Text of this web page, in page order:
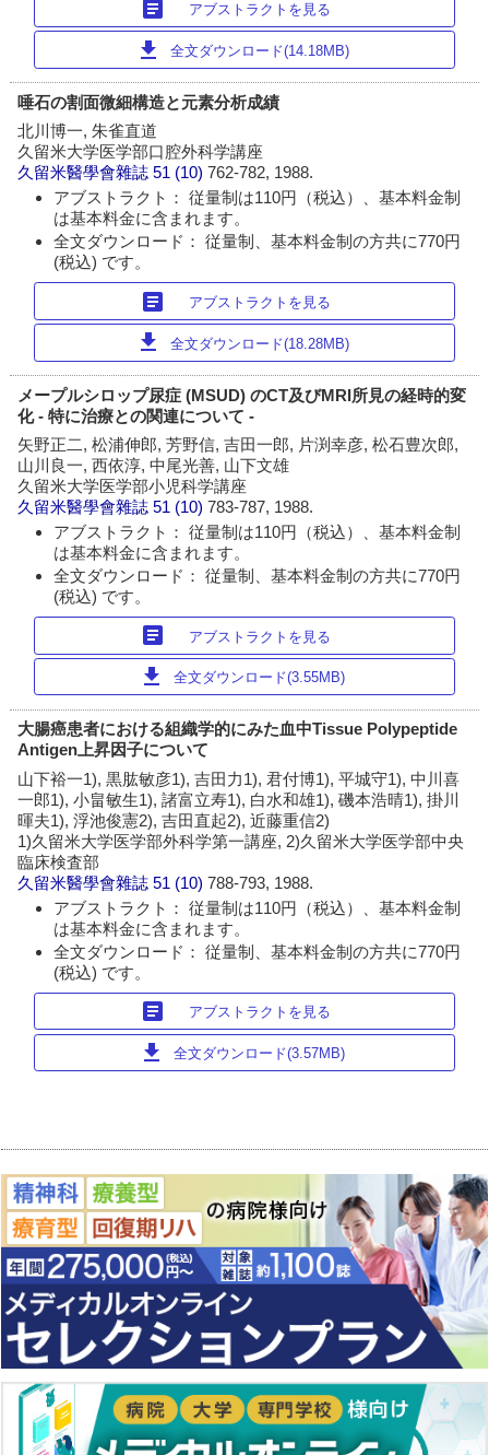
article アブストラクトを見る
download 全文ダウンロード(14.18MB)
唾石の割面微細構造と元素分析成績
北川博一, 朱雀直道
久留米大学医学部口腔外科学講座
久留米醫學會雜誌 51 (10)762-782, 1988.
アブストラクト： 従量制は110円（税込）、基本料金制
は基本料金に含まれます。
全文ダウンロード： 従量制、基本料金制の方共に770円
(税込) です。
article アブストラクトを見る
download 全文ダウンロード(18.28MB)
メープルシロップ尿症 (MSUD) のCT及びMRI所見の経時的変
化 - 特に治療との関連について -
矢野正二, 松浦伸郎, 芳野信, 吉田一郎, 片渕幸彦, 松石豊次郎,
山川良一, 西依淳, 中尾光善, 山下文雄
久留米大学医学部小児科学講座
久留米醫學會雜誌 51 (10)783-787, 1988.
アブストラクト： 従量制は110円（税込）、基本料金制
は基本料金に含まれます。
全文ダウンロード： 従量制、基本料金制の方共に770円
(税込) です。
article アブストラクトを見る
download 全文ダウンロード(3.55MB)
大腸癌患者における組織学的にみた血中Tissue Polypeptide
Antigen上昇因子について
山下裕一1), 黒肱敏彦1), 吉田力1), 君付博1), 平城守1), 中川喜
一郎1), 小畠敏生1), 諸富立寿1), 白水和雄1), 磯本浩晴1), 掛川
暉夫1), 浮池俊憲2), 吉田直起2), 近藤重信2)
1)久留米大学医学部外科学第一講座, 2)久留米大学医学部中央
臨床検査部
久留米醫學會雜誌 51 (10)788-793, 1988.
アブストラクト： 従量制は110円（税込）、基本料金制
は基本料金に含まれます。
全文ダウンロード： 従量制、基本料金制の方共に770円
(税込) です。
article アブストラクトを見る
download 全文ダウンロード(3.57MB)